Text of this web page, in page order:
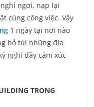
ngơi, nạp lại
cùng công việc. Vậy
1 ngày tại nơi nào
bỏ túi những địa
nghỉ đầy cảm xúc
TRONG